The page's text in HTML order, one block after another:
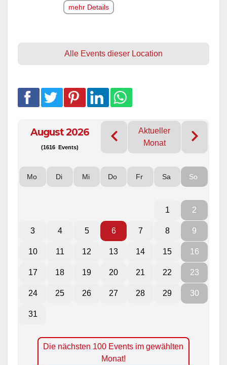
mehr Details
Alle Events dieser Location
August 2026
(1616 Events)
Aktueller
Monat
Mo Di Mi Do Fr Sa So
1 2
3 4 5 6 7 8 9
10 11 12 13 14 15 16
17 18 19 20 21 22 23
24 25 26 27 28 29 30
31
Die nächsten 100 Events im gewählten
Monat!